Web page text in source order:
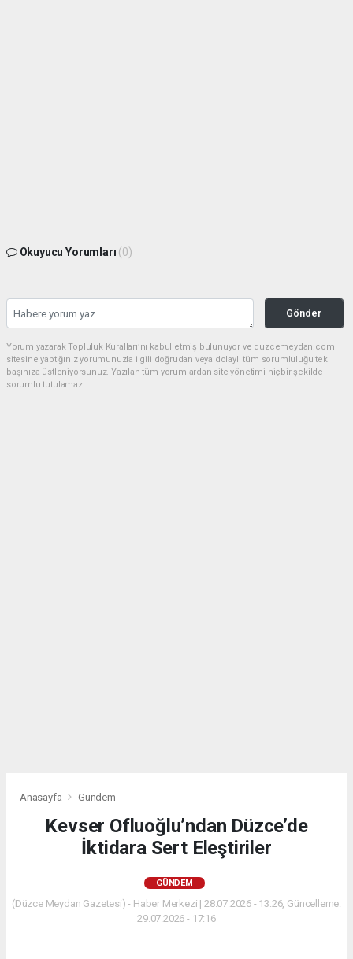
Okuyucu Yorumları (0)
Gönder
Yorum yazarak Topluluk Kuralları’nı kabul etmiş bulunuyor ve duzcemeydan.com
sitesine yaptığınız yorumunuzla ilgili doğrudan veya dolaylı tüm sorumluluğu tek
başınıza üstleniyorsunuz. Yazılan tüm yorumlardan site yönetimi hiçbir şekilde
sorumlu tutulamaz.
Anasayfa Gündem
Kevser Ofluoğlu’ndan Düzce’de
İktidara Sert Eleştiriler
GÜNDEM
(Düzce Meydan Gazetesi) - Haber Merkezi | 28.07.2026 - 13:26, Güncelleme:
29.07.2026 - 17:16